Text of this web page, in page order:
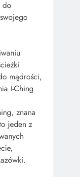
do
mądrości,
I-Ching
znana
jeden z